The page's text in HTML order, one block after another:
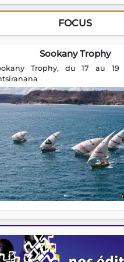
FOCUS
Sookany Trophy
Trophy, du 17 au